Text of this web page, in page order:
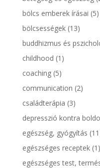
bölcs emberek írásai (5)
bölcsességek(13)
buddhizmus és
childhood (1)
coaching(5)
communication (2)
családterápia (3)
depresszió kontra
egészség, gyógyítás
egészséges receptek(1)
egészséges test,